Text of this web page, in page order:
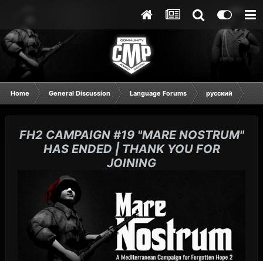
Home General Discussion Language Forums русский
FH2 CAMPAIGN #19 "MARE NOSTRUM"
HAS ENDED | THANK YOU FOR
JOINING